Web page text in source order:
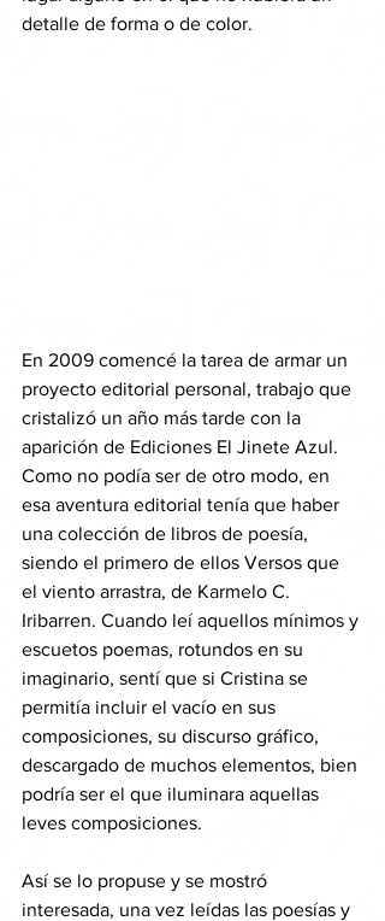
detalle de forma o de color.
En 2009 comencé la tarea de armar un
proyecto editorial personal, trabajo que
cristalizó un año más tarde con la
aparición de Ediciones El Jinete Azul.
Como no podía ser de otro modo, en
esa aventura editorial tenía que haber
una colección de libros de poesía,
siendo el primero de ellos Versos que
el viento arrastra, de Karmelo C.
Iribarren. Cuando leí aquellos mínimos y
escuetos poemas, rotundos en su
imaginario, sentí que si Cristina se
permitía incluir el vacío en sus
composiciones, su discurso gráfico,
descargado de muchos elementos, bien
podría ser el que iluminara aquellas
leves composiciones.
Así se lo propuse y se mostró
interesada, una vez leídas las poesías y